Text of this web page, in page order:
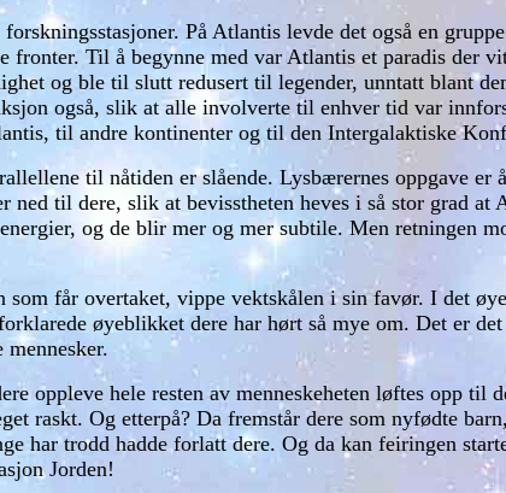
På Atlantis levde det også en
fronter. Til å begynne med var Atlantis et paradis der
og ble til slutt redusert til legender, unntatt blant
også, slik at alle involverte til enhver tid var
til andre kontinenter og til den Intergalaktiske
til nåtiden er slående. Lysbærernes oppgave
ned til dere, slik at bevisstheten heves i så stor grad
og de blir mer og mer subtile. Men retningen
får overtaket, vippe vektskålen i sin favør. I det
øyeblikket dere har hørt så mye om. Det er
oppleve hele resten av menneskeheten løftes opp til
raskt. Og etterpå? Da fremstår dere som nyfødte
har trodd hadde forlatt dere. Og da kan feiringen
Jorden!